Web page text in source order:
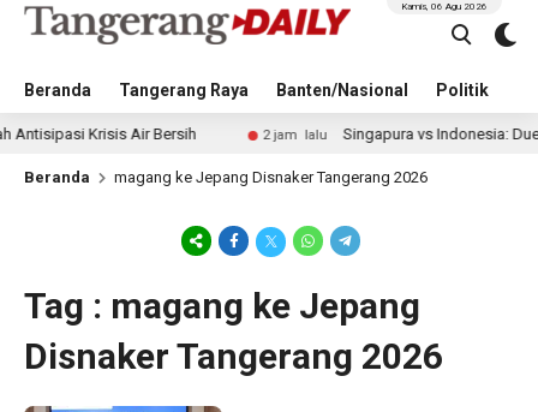
Beranda Tangerang Raya Banten/Nasional Politik
Kamis, 06 Agu 2026
Krisis Air Bersih 2 jam lalu Singapura vs Indonesia: Duel
Beranda magang ke Jepang Disnaker Tangerang 2026
Tag : magang ke Jepang
Disnaker Tangerang 2026